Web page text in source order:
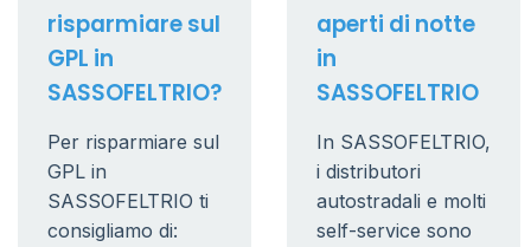
risparmiare sul
GPL in
SASSOFELTRIO?
Per risparmiare sul
GPL in
SASSOFELTRIO ti
consigliamo di:
aperti di notte
in
SASSOFELTRIO
In SASSOFELTRIO,
i distributori
autostradali e molti
self-service sono